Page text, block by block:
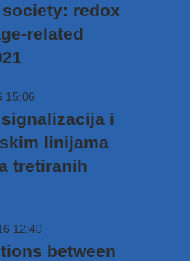
redox
related
15:06
i
linijama
tretiranih
12:40
between